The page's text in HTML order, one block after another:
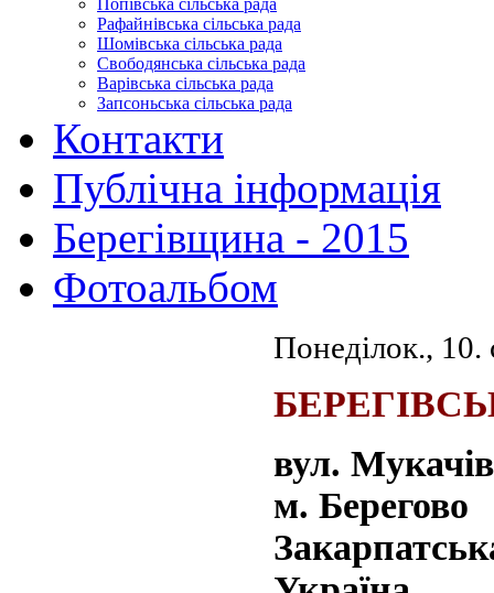
Попівська сільська рада
Рафайнівська сільська рада
Шомівська сільська рада
Свободянська сільська рада
Варівська сільська рада
Запсоньська сільська рада
Контакти
Публічна інформація
Берегівщина - 2015
Фотоальбом
Понеділок., 10.
вул.
м. Берегово